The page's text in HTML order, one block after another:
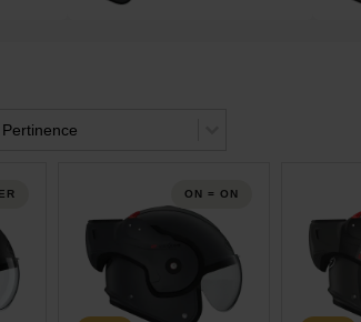
Trier le contenu
ON = ON